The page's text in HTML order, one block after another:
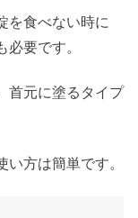
を食べない時に
要です。
首元に塗るタイプ
方は簡単です。